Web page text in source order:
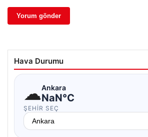
Hava Durumu
☁Ankara
NaN°C
ŞEHIR SEÇ